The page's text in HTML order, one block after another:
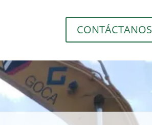
CONTÁCTANOS